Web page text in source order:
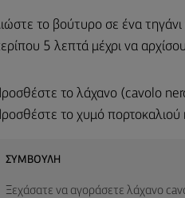
το βούτυρο σε ένα
5 λεπτά μέχρι να
το λάχανο (cavolo
το χυμό πορτοκαλιού
ΣΥΜΒΟΥΛΉ
Ξεχάσατε να αγοράσετε λάχανο